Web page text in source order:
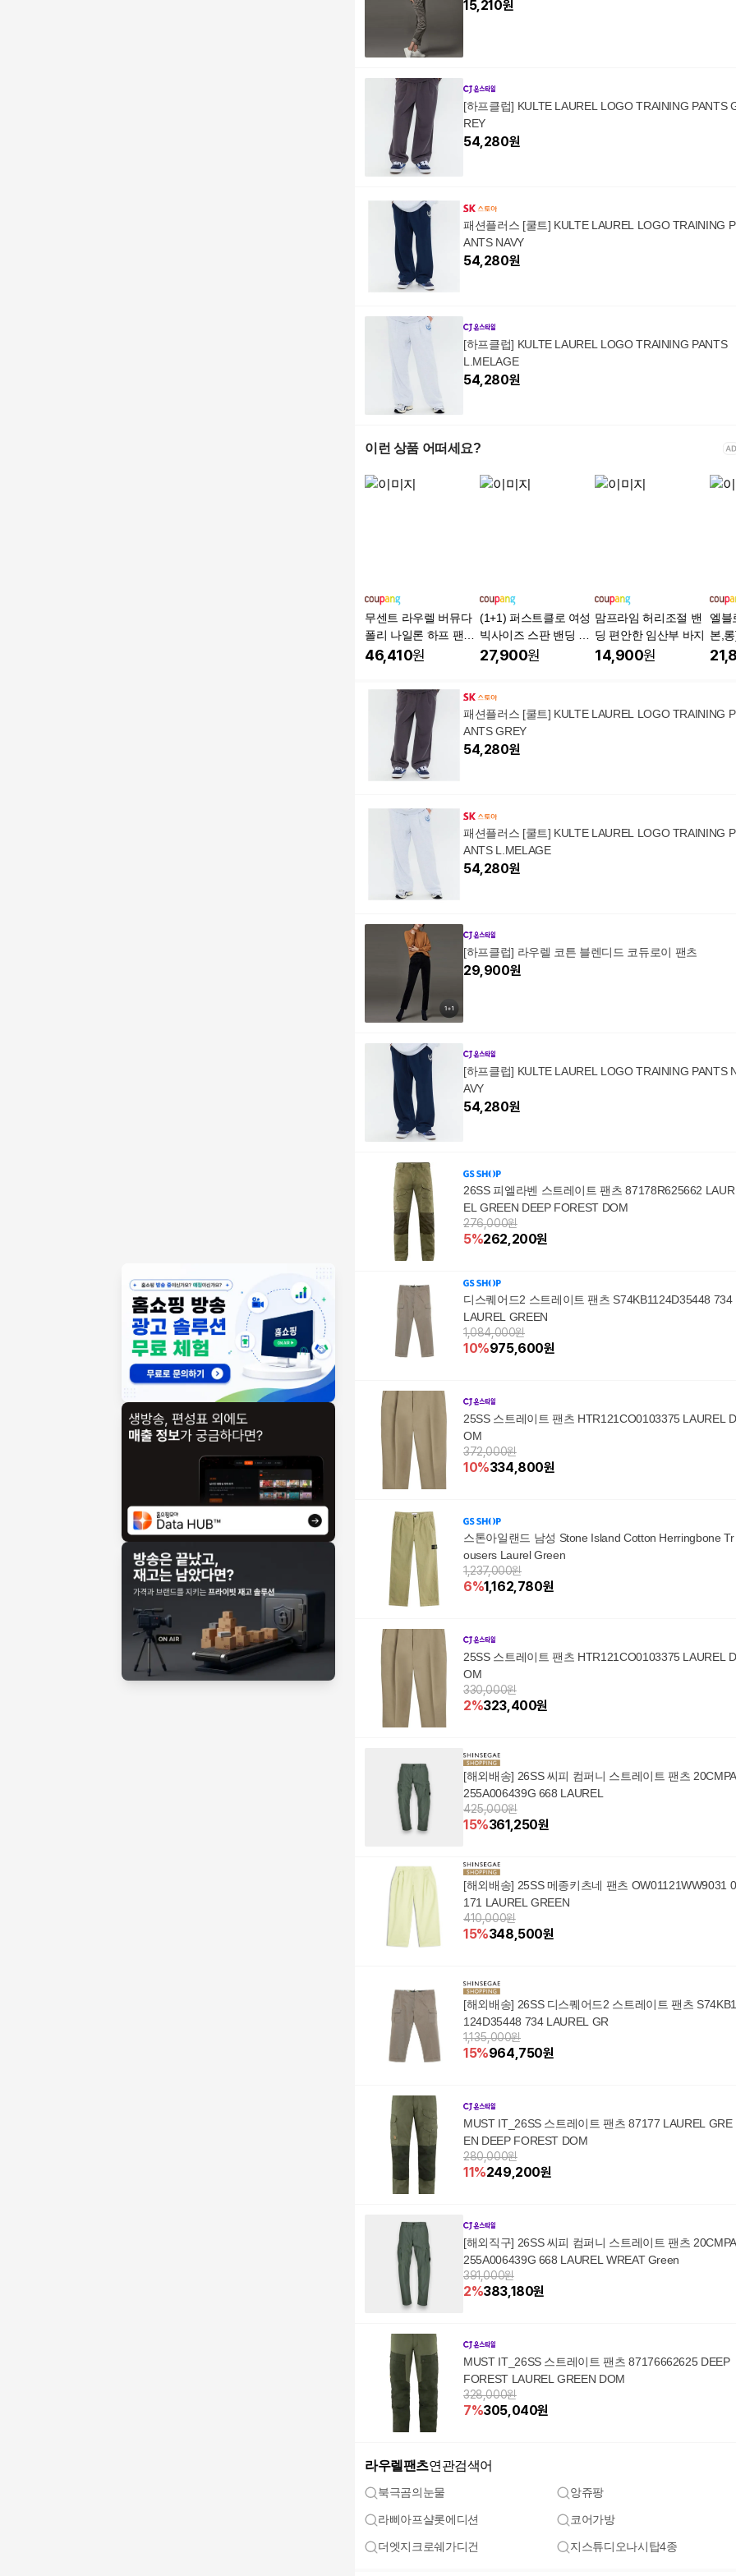
15,210원
[하프클럽] KULTE LAUREL LOGO TRAINING PANTS
REY
54,280원
패션플러스 [쿨트] KULTE LAUREL LOGO TRAINING P
ANTS NAVY
54,280원
[하프클럽] KULTE LAUREL LOGO TRAINING PANTS
L.MELAGE
54,280원
이런 상품 어떠세요?
무센트 라우렐 버뮤다
폴리 나일론 하프 팬츠
남녀공용 4컬러
46,410원
(1+1) 퍼스트클로 여성
빅사이즈 스판 밴딩 와
이드 팬츠 슬랙스 바지
27,900원
맘프라임 허리조절 밴
딩 편안한 임산부 바지
14,900원
엘블
본,
리편
패션플러스 [쿨트] KULTE LAUREL LOGO TRAINING P
ANTS GREY
54,280원
패션플러스 [쿨트] KULTE LAUREL LOGO TRAINING P
ANTS L.MELAGE
54,280원
[하프클럽] 라우렐 코튼 블렌디드 코듀로이 팬츠
29,900원
[하프클럽] KULTE LAUREL LOGO TRAINING PANTS
AVY
54,280원
26SS 피엘라벤 스트레이트 팬츠 87178R625662 LAUR
EL GREEN DEEP FOREST DOM
276,000원
5%262,200원
디스퀘어드2 스트레이트 팬츠 S74KB1124D35448 734
LAUREL GREEN
1,084,000원
10%975,600원
25SS 스트레이트 팬츠 HTR121CO0103375 LAUREL D
OM
372,000원
10%334,800원
스톤아일랜드 남성 Stone Island Cotton Herringbone Tr
ousers Laurel Green
1,237,000원
6%1,162,780원
25SS 스트레이트 팬츠 HTR121CO0103375 LAUREL D
OM
330,000원
2%323,400원
[해외배송] 26SS 씨피 컴퍼니 스트레이트 팬츠
255A006439G 668 LAUREL
425,000원
15%361,250원
[해외배송] 25SS 메종키츠네 팬츠 OW01121WW9031 0
171 LAUREL GREEN
410,000원
15%348,500원
[해외배송] 26SS 디스퀘어드2 스트레이트 팬츠
124D35448 734 LAUREL GR
1,135,000원
15%964,750원
MUST IT_26SS 스트레이트 팬츠 87177 LAUREL GRE
EN DEEP FOREST DOM
280,000원
11%249,200원
[해외직구] 26SS 씨피 컴퍼니 스트레이트 팬츠
255A006439G 668 LAUREL WREAT Green
391,000원
2%383,180원
MUST IT_26SS 스트레이트 팬츠 87176662625 DEEP
FOREST LAUREL GREEN DOM
328,000원
7%305,040원
라우렐팬츠연관검색어
북극곰의눈물 앙쥬팡
라삐아프샬롯에디션 코어가방
더엣지크로쉐가디건 지스튜디오나시탑4종